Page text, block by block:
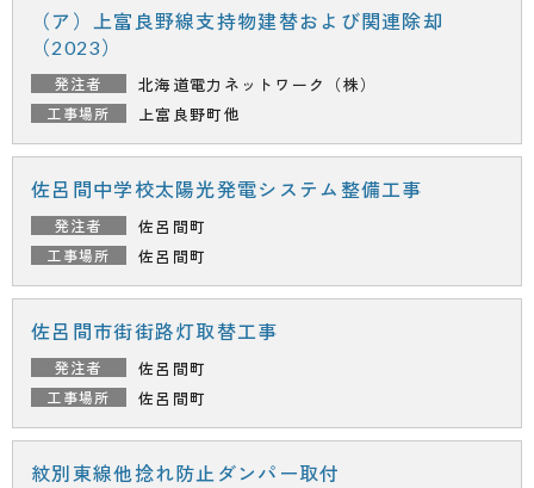
北海道電力ネットワーク（株）
（ア）上富良野線支持物建替および関連除却
（2023）
上富良野町他
佐呂間町
佐呂間中学校太陽光発電システム整備工事
佐呂間町
佐呂間町
佐呂間市街街路灯取替工事
佐呂間町
紋別東線他捻れ防止ダンパー取付